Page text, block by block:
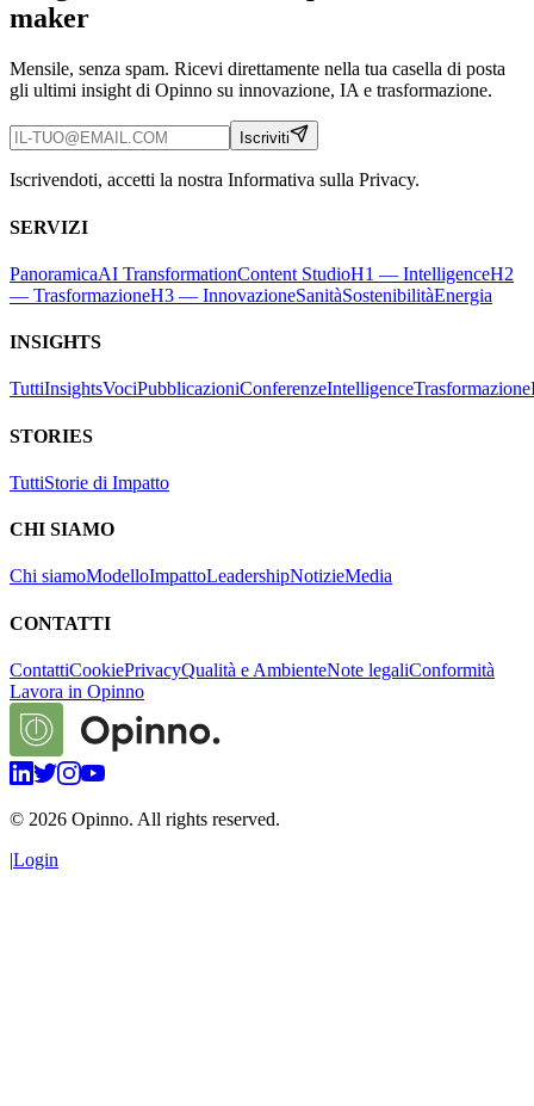
maker
Mensile, senza spam. Ricevi direttamente nella tua casella di posta
gli ultimi insight di Opinno su innovazione, IA e trasformazione.
Iscriviti
Iscrivendoti, accetti la nostra Informativa sulla Privacy.
SERVIZI
PanoramicaAI TransformationContent StudioH1 — IntelligenceH2
— TrasformazioneH3 — InnovazioneSanitàSostenibilitàEnergia
INSIGHTS
TuttiInsightsVociPubblicazioniConferenzeIntelligenceTrasformazione
STORIES
TuttiStorie di Impatto
CHI SIAMO
Chi siamoModelloImpattoLeadershipNotizieMedia
CONTATTI
ContattiCookiePrivacyQualità e AmbienteNote legaliConformità
Lavora in Opinno
© 2026 Opinno. All rights reserved.
|Login